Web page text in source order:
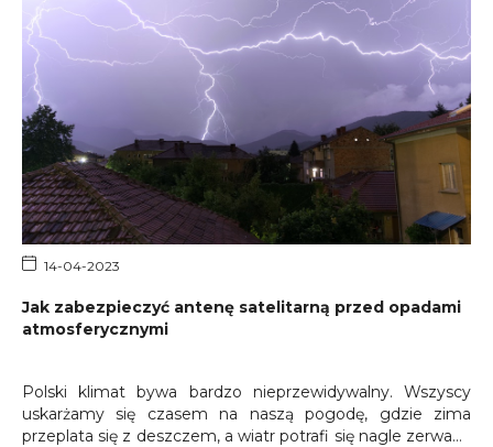
14-04-2023
Jak zabezpieczyć antenę satelitarną przed opadami
atmosferycznymi
Polski klimat bywa bardzo nieprzewidywalny. Wszyscy
uskarżamy się czasem na naszą pogodę, gdzie zima
przeplata się z deszczem, a wiatr potrafi się nagle zerwać…